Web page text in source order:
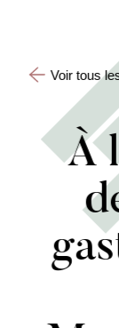
Voir tous
À